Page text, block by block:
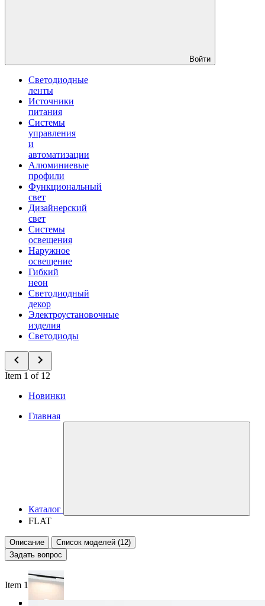
Войти
Светодиодные
ленты
Источники
питания
Системы
управления
и
автоматизации
Алюминиевые
профили
Функциональный
свет
Дизайнерский
свет
Системы
освещения
Наружное
освещение
Гибкий
неон
Светодиодный
декор
Электроустановочные
изделия
Светодиоды
Item 1 of 12
Новинки
Главная
Каталог
FLAT
Описание
Список моделей (12)
Задать вопрос
Item 1 of 4